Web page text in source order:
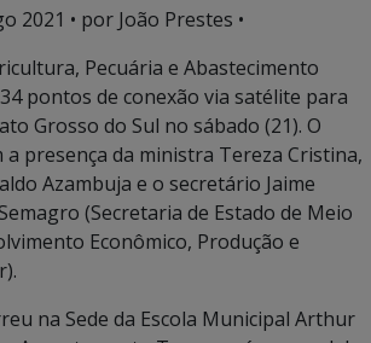
2021 • por João Prestes •
Pecuária e Abastecimento
pontos de conexão via satélite para
Grosso do Sul no sábado (21). O
presença da ministra Tereza Cristina,
Azambuja e o secretário Jaime
(Secretaria de Estado de Meio
Econômico, Produção e
na Sede da Escola Municipal Arthur